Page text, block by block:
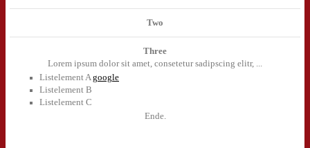
Two
Three
Lorem ipsum dolor sit amet, consetetur sadipscing elitr, ...
Listelement A google
Listelement B
Listelement C
Ende.